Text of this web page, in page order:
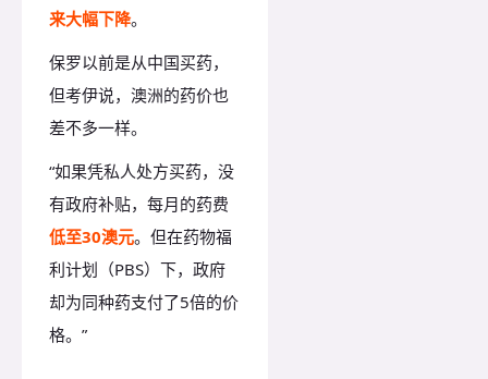
来大幅下降。
保罗以前是从中国买药，
但考伊说，澳洲的药价也
差不多一样。
“如果凭私人处方买药，没
有政府补贴，每月的药费
低至30澳元。但在药物福
利计划（PBS）下，政府
却为同种药支付了5倍的价
格。”